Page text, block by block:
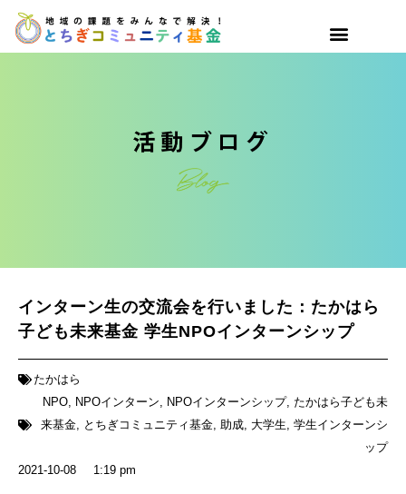
インターン生の交流会を行いました：たかはら
子ども未来基金 学生NPOインターンシップ
たかはら
NPO, NPOインターン, NPOインターンシップ, たかはら子ども未
来基金, とちぎコミュニティ基金, 助成, 大学生, 学生インターンシ
ップ
2021-10-08
1:19 pm